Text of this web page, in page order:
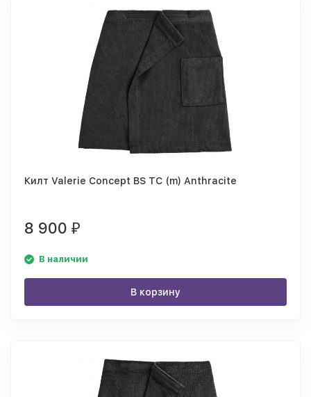
Килт Valerie Concept BS TC (m) Anthracite
8 900 ₽
В наличии
В корзину